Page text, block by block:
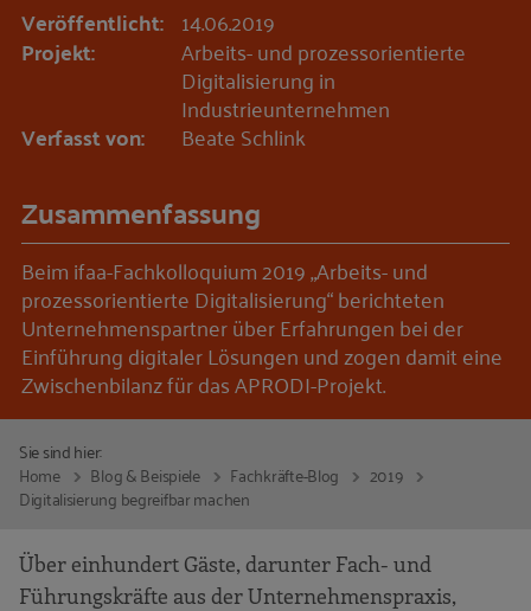
Veröffentlicht: 14.06.2019
Projekt: Arbeits- und prozessorientierte
Digitalisierung in
Industrieunternehmen
Verfasst von: Beate Schlink
Zusammenfassung
Beim ifaa-Fachkolloquium 2019 „Arbeits- und
prozessorientierte Digitalisierung“ berichteten
Unternehmenspartner über Erfahrungen bei der
Einführung digitaler Lösungen und zogen damit eine
Zwischenbilanz für das APRODI-Projekt.
Sie sind hier:
Home
Blog & Beispiele Fachkräfte-Blog
2019
Digitalisierung begreifbar machen
Über einhundert Gäste, darunter Fach- und
Führungskräfte aus der Unternehmenspraxis,